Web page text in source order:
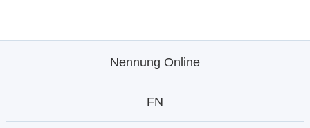
Nennung Online
FN